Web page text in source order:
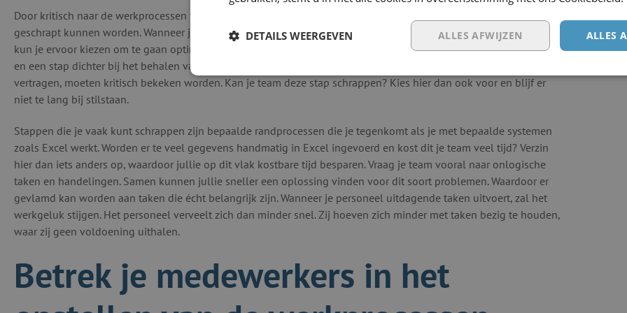
Door kritisch naar de werkprocessen te kijken, kom je erachter dat bepaalde taken geautomatiseerd of zelfs
geschrapt kunnen worden. Wanneer je duidelijk voor ogen hebt welk werkproces het beste op je team aansluit,
kun je ervoor kiezen om te gaan optimaliseren. Iedere stap die je team neemt, moet van toegevoegde waarde zijn
en een stap dichter bij het behalen van het einddoel zijn. Stappen die hier niet aan bijdragen of die het werkproces
vertragen, moeten kritisch bekeken worden. Kan je team deze stap schrappen? Kies hier dan ook voor en blijf er
niet te lang bij stilstaan.
Stappen die je vaak kunt schrappen zijn bepaalde randprocessen die je tegenkomt als je met bepaalde systemen
zoals Excel werkt. Worden er te veel gegevens handmatig in Excel ingevoerd en kost dit je team veel tijd? Verzin
hier dan iets anders op, waardoor jullie op dit vlak kostbare tijd besparen. Vraag je team vooral naar onlogische
taken en handelingen. Samen kunnen jullie sneller een oplossing vinden voor dit soort problemen. Waardoor er
gevlamd kan worden aan taken die écht belangrijk zijn. Wanneer je personeel uitdagende taken uitvoert, zal het
werkgeluk stijgen. Het personeel verveelt zich dan minder snel. Zij hoeven zich minder met taken bezig te houden,
waar zij geen voldoening uithalen.
Betrek je medewerkers in het
ALLES
ALLES AFWIJZEN
DETAILS WEERGEVEN